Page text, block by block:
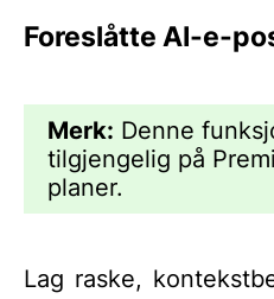
Foreslåtte AI-e-
Merk: Denne
tilgjengelig på
planer.
Lag raske,